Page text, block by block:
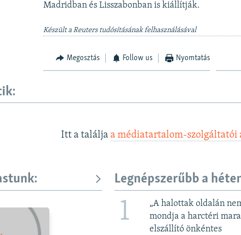
Madridban és Lisszabonban is kiállítják.
Készült a Reuters tudósításának felhasználásával
Megosztás Follow us Nyomtatás
Itt a találja a médiatartalom-
Legnépszerűbb a
1
„A halottak oldalán
mondja a harctéri
elszállító önkéntes